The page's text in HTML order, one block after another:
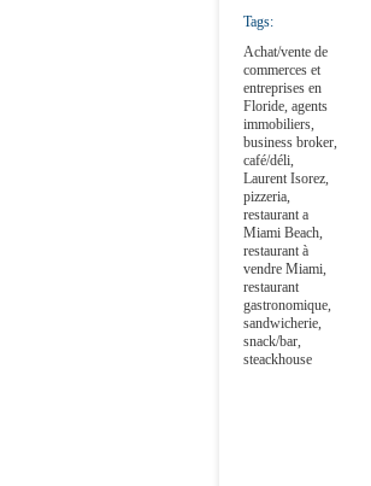
Tags:
Achat/vente de
commerces et
entreprises en
Floride, agents
immobiliers,
business broker,
café/déli,
Laurent Isorez,
pizzeria,
restaurant a
Miami Beach,
restaurant à
vendre Miami,
restaurant
gastronomique,
sandwicherie,
snack/bar,
steackhouse